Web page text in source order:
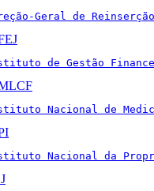
Geral de
de Gestão
Nacional de
Nacional da